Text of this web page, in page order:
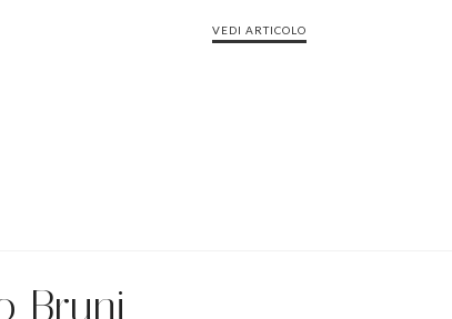
VEDI ARTICOLO
Bruni